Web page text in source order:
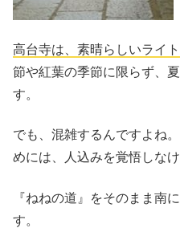
高台寺は、素晴らしいライ
節や紅葉の季節に限らず、
す。
でも、混雑するんですよね
めには、人込みを覚悟しな
『ねねの道』をそのまま南に
す。